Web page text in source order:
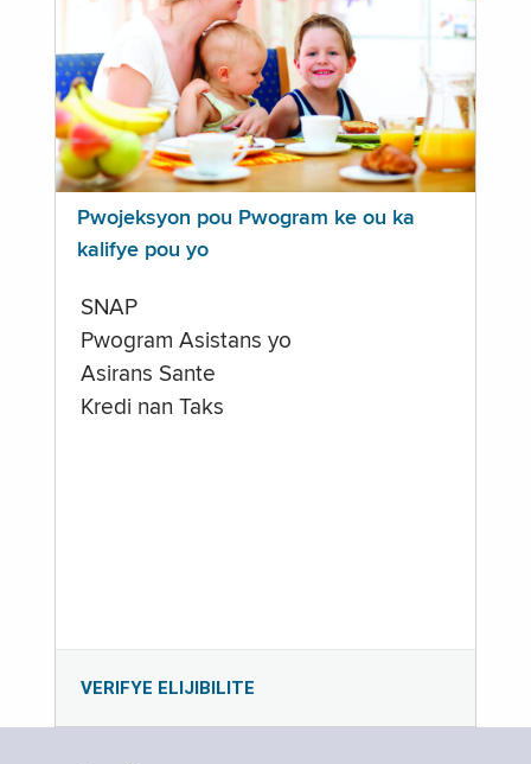
Pwojeksyon pou Pwogram ke ou ka
kalifye pou yo
SNAP
Pwogram Asistans yo
Asirans Sante
Kredi nan Taks
VERIFYE ELIJIBILITE